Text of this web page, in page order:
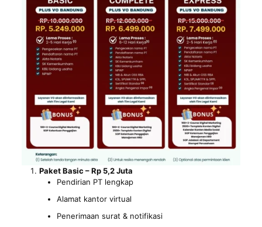
Paket Basic – Rp 5,2 Juta
Pendirian PT lengkap
Alamat kantor virtual
Penerimaan surat & notifikasi